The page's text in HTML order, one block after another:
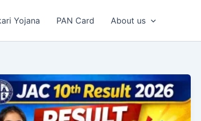
Yojana PAN Card About us